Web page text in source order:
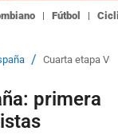
Fútbol
/ Cuarta etapa
primera